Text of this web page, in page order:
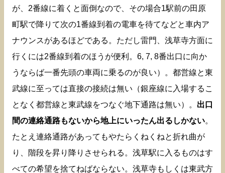
が、2番線に着くと面倒なので、その場合1駅前の田原
町駅で降りて次の1番線到着の電車を待てなどと車内ア
ナウンスがあるほどである。ただし雷門、浅草寺方面に
行くには2番線到着のほうが便利。6, 7, 8番出口に向か
うならば一番先頭の車両に乗るのが良い）。都営線と東
武線に至っては直接の接続は無い（銀座線に入場するこ
となく都営線と東武線をつなぐ地下通路は無い）。 出口
間の連絡通路もないから地上にいったん出るしかない。
たとえ連絡通路があってもやたらくねくねと折れ曲が
り、階段を昇り降りさせられる。浅草駅に入るものはす
べての希望を捨てねばならない。浅草寺もしくは東武方